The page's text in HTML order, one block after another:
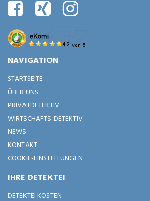
NAVIGATION
STARTSEITE
ÜBER UNS
PRIVATDETEKTIV
WIRTSCHAFTS-DETEKTIV
NEWS
KONTAKT
COOKIE-EINSTELLUNGEN
IHRE DETEKTEI
DETEKTEI KOSTEN